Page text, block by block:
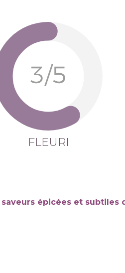
FLEURI
saveurs épicées et subtiles